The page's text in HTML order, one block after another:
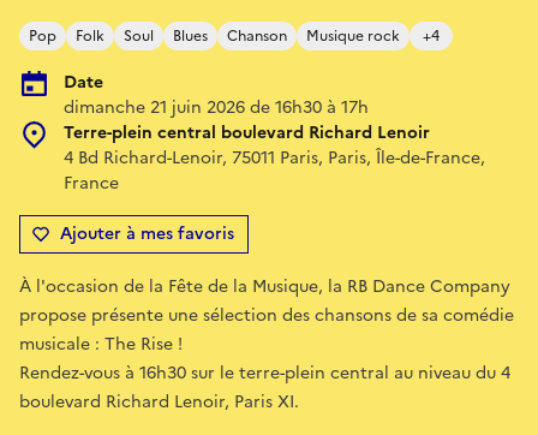
Pop Folk Soul Blues Chanson Musique rock +4
Date
dimanche 21 juin 2026 de 16h30 à 17h
Terre-plein central boulevard Richard Lenoir
4 Bd Richard-Lenoir, 75011 Paris, Paris, Île-de-France,
France
Ajouter à mes favoris
À l'occasion de la Fête de la Musique, la RB Dance Company
propose présente une sélection des chansons de sa comédie
musicale : The Rise !
Rendez-vous à 16h30 sur le terre-plein central au niveau du 4
boulevard Richard Lenoir, Paris XI.